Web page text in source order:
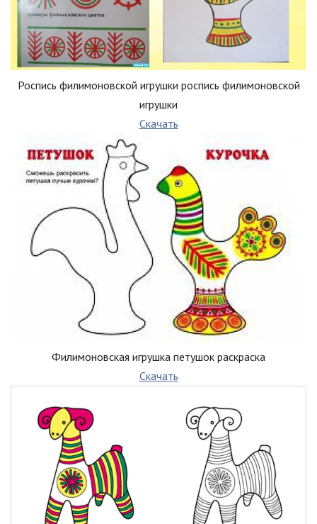
Роспись филимоновской игрушки роспись филимоновской
игрушки
Скачать
Филимоновская игрушка петушок раскраска
Скачать